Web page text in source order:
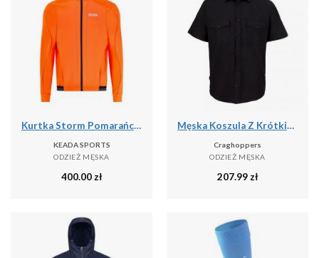
Kurtka Storm Pomarańczowa – Męska Termiczna Kurtka Kolarska
KEADA SPORTS
ODZIEŻ MĘSKA
400.00 zł
Męska Koszula Z Krótkim Rękawem Expert Kiwi
Craghoppers
ODZIEŻ MĘSKA
207.99 zł